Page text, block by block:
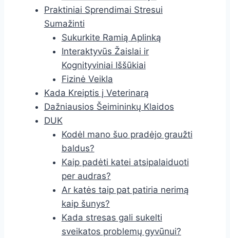
Praktiniai Sprendimai Stresui
Sumažinti
Sukurkite Ramią Aplinką
Interaktyvūs Žaislai ir
Kognityviniai Iššūkiai
Fizinė Veikla
Kada Kreiptis į Veterinarą
Dažniausios Šeimininkų Klaidos
DUK
Kodėl mano šuo pradėjo graužti
baldus?
Kaip padėti katei atsipalaiduoti
per audras?
Ar katės taip pat patiria nerimą
kaip šunys?
Kada stresas gali sukelti
sveikatos problemų gyvūnui?